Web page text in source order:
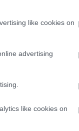
like cookies on
advertising
like cookies on
της ομάδας,
όταν κάνεις…